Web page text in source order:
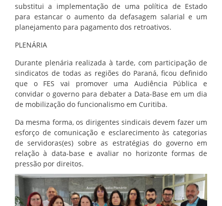
substitui a implementação de uma política de Estado
para estancar o aumento da defasagem salarial e um
planejamento para pagamento dos retroativos.
PLENÁRIA
Durante plenária realizada à tarde, com participação de
sindicatos de todas as regiões do Paraná, ficou definido
que o FES vai promover uma Audiência Pública e
convidar o governo para debater a Data-Base em um dia
de mobilização do funcionalismo em Curitiba.
Da mesma forma, os dirigentes sindicais devem fazer um
esforço de comunicação e esclarecimento às categorias
de servidoras(es) sobre as estratégias do governo em
relação à data-base e avaliar no horizonte formas de
pressão por direitos.